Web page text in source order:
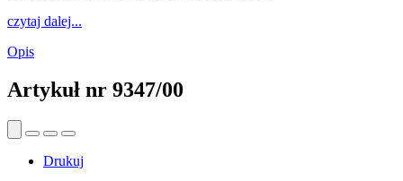
czytaj dalej...
Opis
Artykuł nr 9347/00
Drukuj